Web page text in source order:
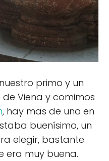
primo y un
Viena y comimos
, hay mas de uno en
buenísimo, un
elegir, bastante
era muy buena.